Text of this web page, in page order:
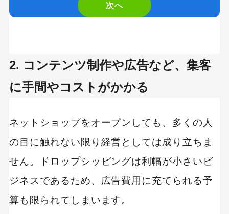
次へ
2. コンテンツ制作や広告など、集客
に手間やコストがかかる
ネットショップをオープンしても、多くの人
の目に触れない限り経営としては成り立ちま
せん。ドロップシッピングは利幅が小さいビ
ジネスであるため、広告費用に充てられる予
算も限られてしまいます。